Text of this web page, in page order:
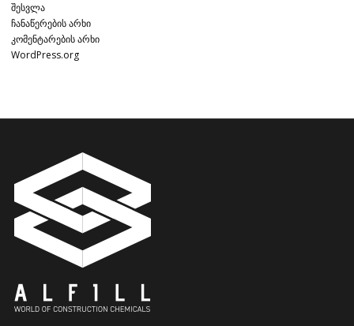
შესვლა
ჩანაწერების არხი
კომენტარების არხი
WordPress.org